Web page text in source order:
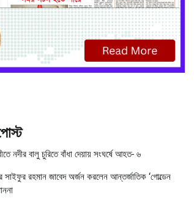
নদীর বালু চুরিতে বাঁধা দেয়ায় সংঘর্ষে আহত- ৬
সাইফুর রহমান জাবেদ অর্জন করলেন আন্তর্জাতিক ‘গোল্ডেন